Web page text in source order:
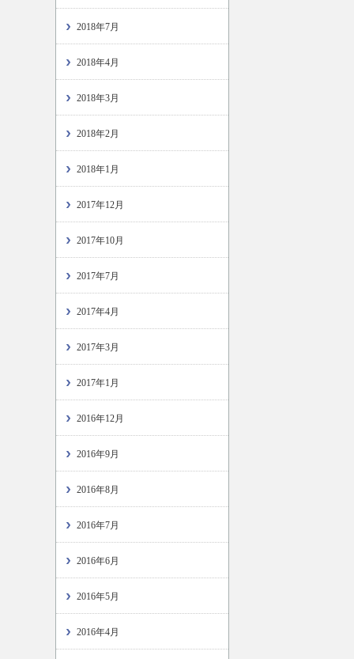
2018年7月
2018年4月
2018年3月
2018年2月
2018年1月
2017年12月
2017年10月
2017年7月
2017年4月
2017年3月
2017年1月
2016年12月
2016年9月
2016年8月
2016年7月
2016年6月
2016年5月
2016年4月